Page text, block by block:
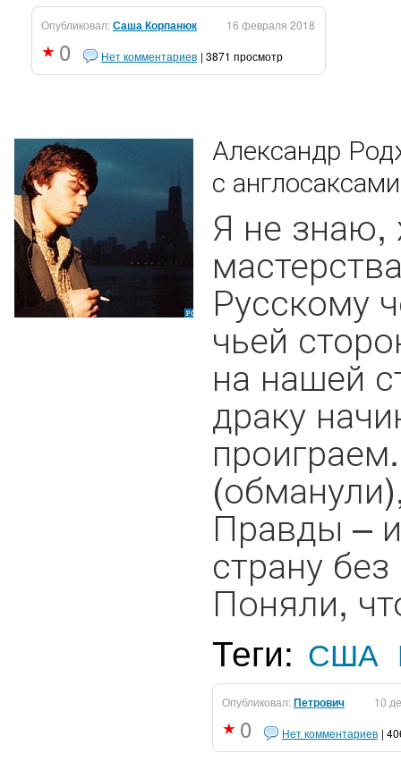
Опубликовал:Саша Корпанюк 16 февраля 2018
0 Нет комментариев | 3871 просмотр
Александр
с англосаксами
Я не знаю,
Русскому
чьей
на нашей
драку
Правды –
страну
Поняли,
Теги: США
Опубликовал:Петрович 10
0 Нет комментариев |